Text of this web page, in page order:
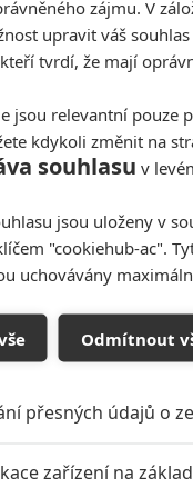
drbů měli vidět ve
vídáme na
bude se
nedával
část Marvelu bude
pak
vidět jako součást
Ghost Rideři (Jeden v
žádnou spojitost?
zájmu. V
upravit váš
tvrdí, že mají
jsou relevantní pouze
kdykoli změnit na
souhlasu v
jsou uloženy v
"cookiehub-ac".
uchovávány
Odmítnout
přesných údajů o
zařízení na